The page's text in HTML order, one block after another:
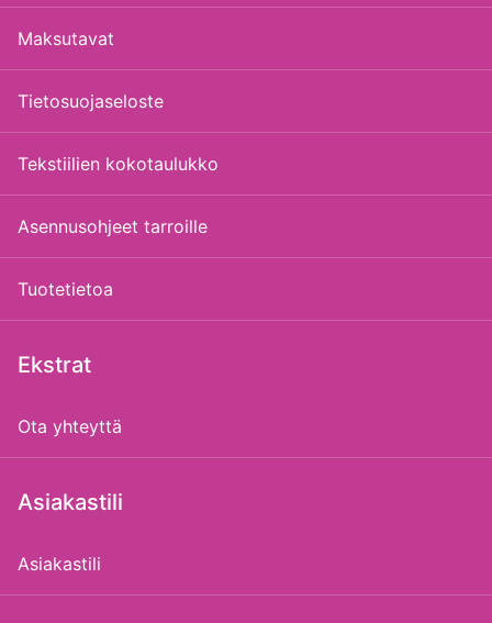
Maksutavat
Tietosuojaseloste
Tekstiilien kokotaulukko
Asennusohjeet tarroille
Tuotetietoa
Ekstrat
Ota yhteyttä
Asiakastili
Asiakastili